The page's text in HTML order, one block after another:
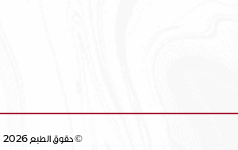
حقوق الطبع 2026 ©